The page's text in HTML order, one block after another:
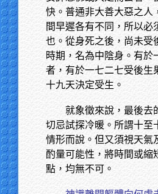
快。普通非大善大惡之人
間早遲各有不同，所以必
也。從身死之後，尚未受
時期，名為中陰身。有於
者，有於一七二七受後生
十九天決定受生。
就象徵來說，最後去
切忌試探冷暖。所謂十至
情形而說。但又須視天氣
酌量可能性，將時間或縮
點，均無不可。